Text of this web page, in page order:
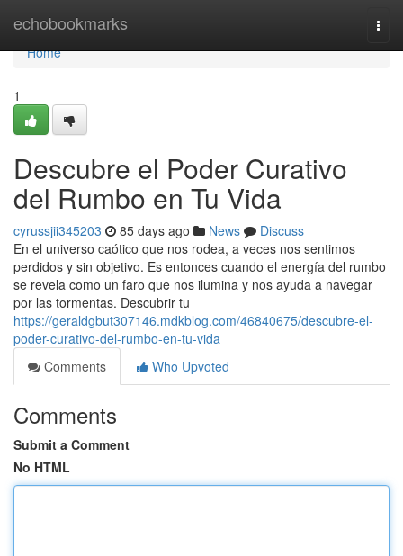
echobookmarks
Home
Home
1
Descubre el Poder Curativo
del Rumbo en Tu Vida
cyrussjii345203 85 days ago News
Discuss
En el universo caótico que nos rodea, a veces nos sentimos
perdidos y sin objetivo. Es entonces cuando el energía del rumbo
se revela como un faro que nos ilumina y nos ayuda a navegar
por las tormentas. Descubrir tu
https://geraldgbut307146.mdkblog.com/46840675/descubre-el-
poder-curativo-del-rumbo-en-tu-vida
Comments
Who Upvoted
Comments
Submit a Comment
No HTML